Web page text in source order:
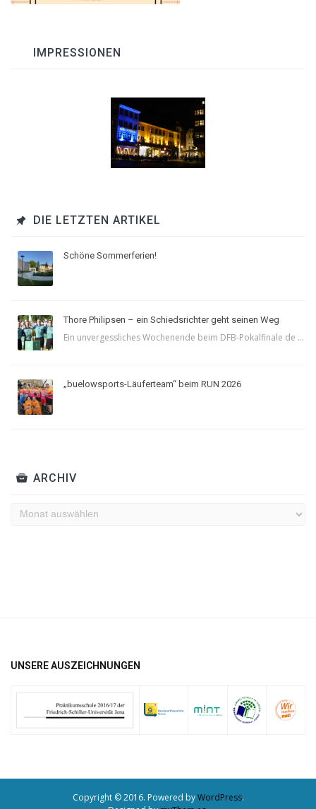
IMPRESSIONEN
DIE LETZTEN ARTIKEL
Schöne Sommerferien!
Thore Philipsen – ein Schiedsrichter geht seinen Weg
Ein unvergessliches Wochenende beim DFB-Pokalfinale de ...
„buelowsports-Läuferteam“ beim RUN 2026
ARCHIV
Archiv
UNSERE AUSZEICHNUNGEN
Copyright © 2016. Powered byWordPress.